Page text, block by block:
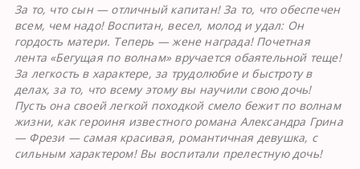
За то, что сын — отличный капитан! За то, что обеспечен
всем, чем надо! Воспитан, весел, молод и удал: Он
гордость матери. Теперь — жене награда! Почетная
лента «Бегущая по волнам» вручается обаятельной теще!
За легкость в характере, за трудолюбие и быстроту в
делах, за то, что всему этому вы научили свою дочь!
Пусть она своей легкой походкой смело бежит по волнам
жизни, как героиня известного романа Александра Грина
— Фрези — самая красивая, романтичная девушка, с
сильным характером! Вы воспитали прелестную дочь!